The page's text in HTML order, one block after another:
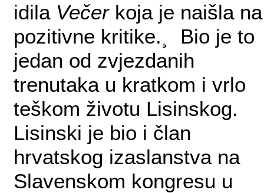
idila Večerkoja je naišla na
pozitivne kritike.¸ Bio je to
jedan od zvjezdanih
trenutaka u kratkom i vrlo
teškom životu Lisinskog.
Lisinski je bio i član
hrvatskog izaslanstva na
Slavenskom kongresu u